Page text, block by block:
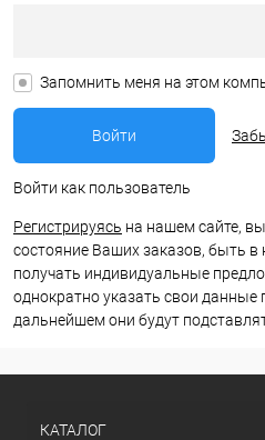
Запомнить меня на этом
Войти как пользователь
Регистрируясь на нашем сайте,
состояние Ваших заказов, быть в
получать индивидуальные
однократно указать свои данные
дальнейшем они будут
КАТАЛОГ